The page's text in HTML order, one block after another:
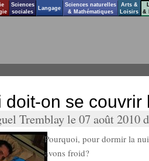
doit-on se
Tremblay le 07 août 2010
Pourquoi, pour dormir la
avons froid?
Sciences
sociales
Langage
Sciences naturelles
& Mathématiques
Arts &
Loisirs
&